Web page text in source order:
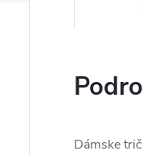
Dámske